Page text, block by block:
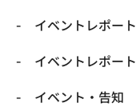
イベントレポート
イベントレポート
イベント・告知